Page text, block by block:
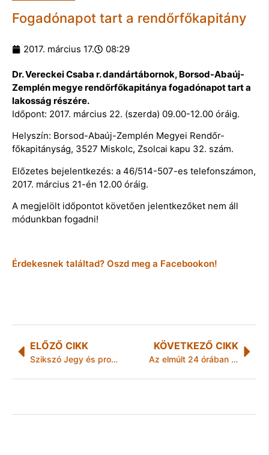
Fogadónapot tart a rendőrfőkapitány
2017. március 17. 08:29
Dr. Vereckei Csaba r. dandártábornok, Borsod-Abaúj-
Zemplén megye rendőrfőkapitánya fogadónapot tart a
lakosság részére.
Időpont: 2017. március 22. (szerda) 09.00-12.00 óráig.
Helyszín: Borsod-Abaúj-Zemplén Megyei Rendőr-
főkapitányság, 3527 Miskolc, Zsolcai kapu 32. szám.
Előzetes bejelentkezés: a 46/514-507-es telefonszámon,
2017. március 21-én 12.00 óráig.
A megjelölt időpontot követően jelentkezőket nem áll
módunkban fogadni!
Érdekesnek találtad? Oszd meg a Facebookon!
ELŐZŐ CIKK
Szikszó Jegy és program támogató utalvány
KÖVETKEZŐ CIKK
Az elmúlt 24 órában történt